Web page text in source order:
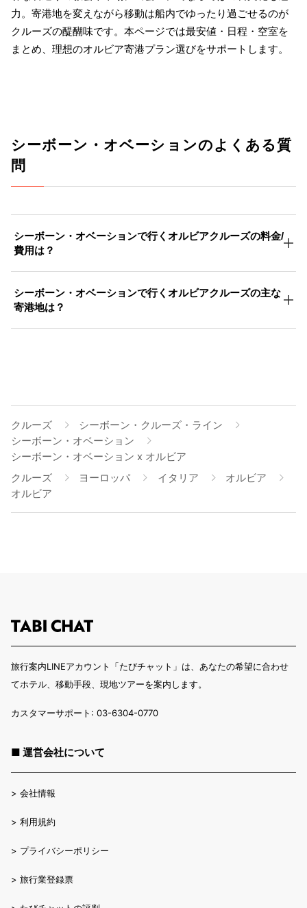
力。寄港地を変えながら移動は船内でゆったり過ごせるのが
クルーズの醍醐味です。本ページでは最安値・日程・空室を
まとめ、理想のオルビア寄港プラン選びをサポートします。
シーボーン・オベーションのよくある質
問
シーボーン・オベーションで行くオルビアクルーズの料金/
費用は？
シーボーン・オベーションで行くオルビアクルーズの主な
寄港地は？
クルーズ
シーボーン・クルーズ・ライン
シーボーン・オベーション
シーボーン・オベーション x オルビア
クルーズ
ヨーロッパ イタリア
オルビア
オルビア
旅行案内LINEアカウント「たびチャット」は、あなたの希望に合わせ
てホテル、移動手段、現地ツアーを案内します。
カスタマーサポート: 03-6304-0770
■ 運営会社について
> 会社情報
> 利用規約
> プライバシーポリシー
> 旅行業登録票